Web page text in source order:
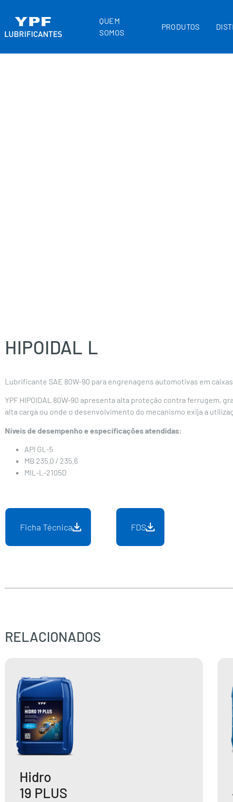
QUEM
SOMOS
PRODUTOS
HIPOIDAL L
Lubrificante SAE 80W-90 para engrenagens automotivas em
YPF HIPOIDAL 80W-90 apresenta alta proteção contra ferrugem,
alta carga ou onde o desenvolvimento do mecanismo exija a
Níveis de desempenho e especificações atendidas:
API GL-5
MB 235.0 / 235.6
MIL-L-2105D
Ficha Técnica FDS
RELACIONADOS
Hidro
19 PLUS